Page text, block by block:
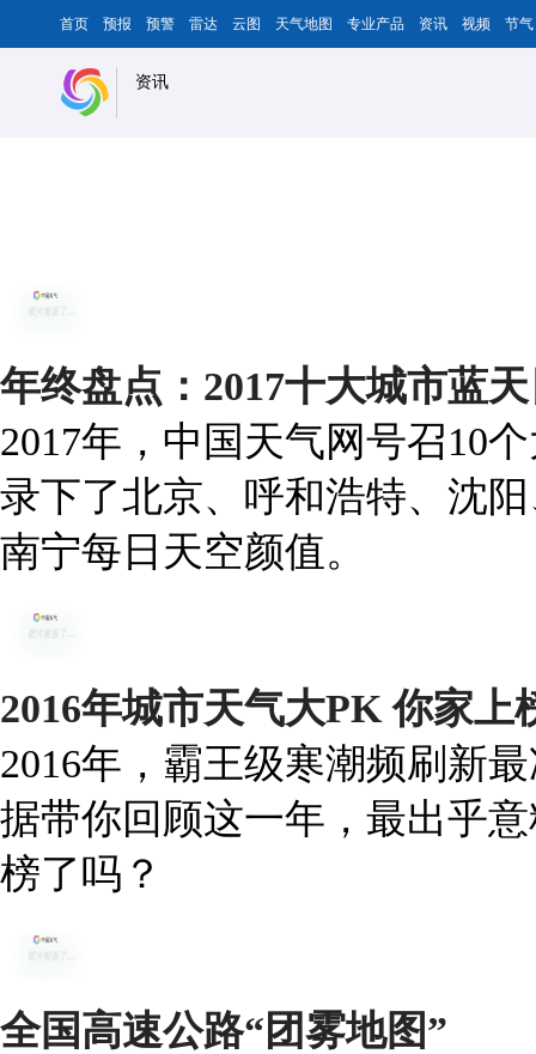
首页 预报 预警 雷达 云图 天气地图 专业产品 资讯 视频 节气
资讯
年终盘点：2017十大城市蓝
2017年，中国天气网号召10
录下了北京、呼和浩特、沈
南宁每日天空颜值。
2016年城市天气大PK 你家上
2016年，霸王级寒潮频刷新
据带你回顾这一年，最出乎
榜了吗？
全国高速公路“团雾地图”